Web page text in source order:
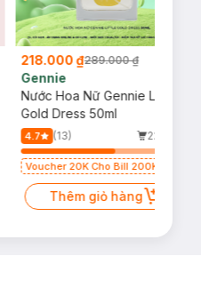
218.000 ₫289.000 ₫
Gennie
Nước Hoa Nữ Gennie Little
Gold Dress 50ml
4.7 (13)
22/tháng
Voucher 20K Cho Bill 200K
Diamond, Laura Annie, Gota,
Gennie, Parision (SL có hạn)
Thêm giỏ hàng